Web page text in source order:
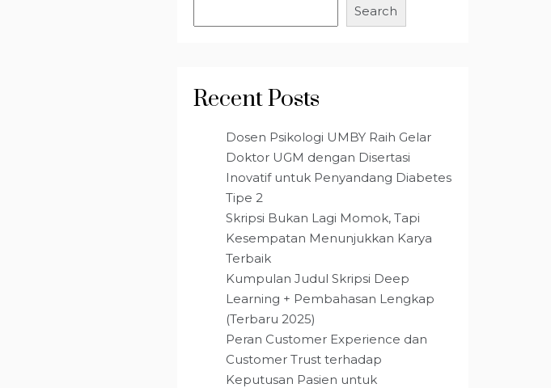
Search
Recent Posts
Dosen Psikologi UMBY Raih Gelar
Doktor UGM dengan Disertasi
Inovatif untuk Penyandang Diabetes
Tipe 2
Skripsi Bukan Lagi Momok, Tapi
Kesempatan Menunjukkan Karya
Terbaik
Kumpulan Judul Skripsi Deep
Learning + Pembahasan Lengkap
(Terbaru 2025)
Peran Customer Experience dan
Customer Trust terhadap
Keputusan Pasien untuk